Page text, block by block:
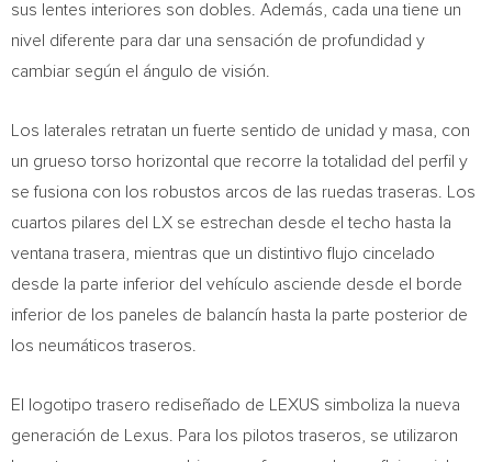
sus lentes interiores son dobles. Además, cada una tiene un
nivel diferente para dar una sensación de profundidad y
cambiar según el ángulo de visión.
Los laterales retratan un fuerte sentido de unidad y masa, con
un grueso torso horizontal que recorre la totalidad del perfil y
se fusiona con los robustos arcos de las ruedas traseras. Los
cuartos pilares del LX se estrechan desde el techo hasta la
ventana trasera, mientras que un distintivo flujo cincelado
desde la parte inferior del vehículo asciende desde el borde
inferior de los paneles de balancín hasta la parte posterior de
los neumáticos traseros.
El logotipo trasero rediseñado de LEXUS simboliza la nueva
generación de Lexus. Para los pilotos traseros, se utilizaron